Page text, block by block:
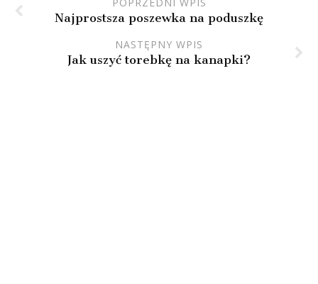
Najprostsza poszewka na poduszkę
NASTĘPNY WPIS
Jak uszyć torebkę na kanapki?